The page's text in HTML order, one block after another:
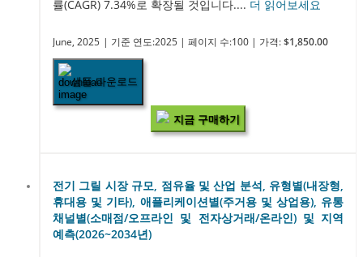
률(CAGR) 7.34%로 확장될 것입니다.... 더 읽어보세요
June, 2025 | 기준 연도:2025 | 페이지 수:100 | 가격: $1,850.00
샘플 다운로드
지금 구매하기
전기 그릴 시장 규모, 점유율 및 산업 분석, 유형별(내장형,
휴대용 및 기타), 애플리케이션별(주거용 및 상업용), 유통
채널별(소매점/오프라인 및 전자상거래/온라인) 및 지역
예측(2026~2034년)